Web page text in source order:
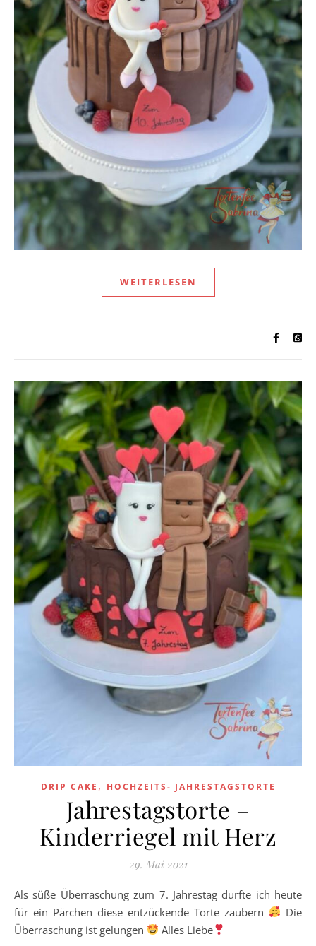
WEITERLESEN
DRIP CAKE , HOCHZEITS- JAHRESTAGSTORTE
Jahrestagstorte –
Kinderriegel mit Herz
29. Mai 2021
Als süße Überraschung zum 7. Jahrestag durfte ich heute
für ein Pärchen diese entzückende Torte zaubern
Die
Überraschung ist gelungen
Alles Liebe